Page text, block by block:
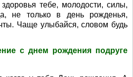
тебе, молодости, силы,
не только в день рожденья,
Чаще улыбайся, словом будь
с днем рождения подруге